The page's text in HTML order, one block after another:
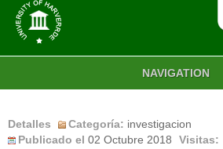
NAVIGATION
Detalles Categoría: investigacion
Publicado el 02 Octubre 2018
Visitas: